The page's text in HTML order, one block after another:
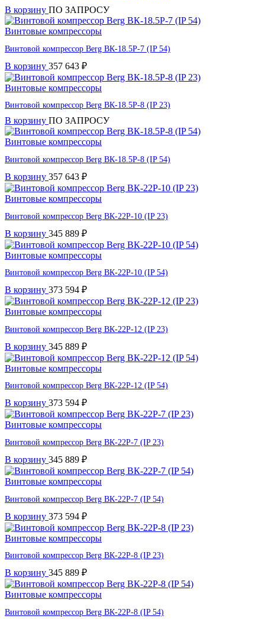
В корзину ПО ЗАПРОСУ
Винтовые компрессоры
Винтовой компрессор Berg ВК-18.5Р-7 (IP 54)
В корзину 357 643 ₽
Винтовые компрессоры
Винтовой компрессор Berg ВК-18.5Р-8 (IP 23)
В корзину ПО ЗАПРОСУ
Винтовые компрессоры
Винтовой компрессор Berg ВК-18.5Р-8 (IP 54)
В корзину 357 643 ₽
Винтовые компрессоры
Винтовой компрессор Berg ВК-22Р-10 (IP 23)
В корзину 345 889 ₽
Винтовые компрессоры
Винтовой компрессор Berg ВК-22Р-10 (IP 54)
В корзину 373 594 ₽
Винтовые компрессоры
Винтовой компрессор Berg ВК-22Р-12 (IP 23)
В корзину 345 889 ₽
Винтовые компрессоры
Винтовой компрессор Berg ВК-22Р-12 (IP 54)
В корзину 373 594 ₽
Винтовые компрессоры
Винтовой компрессор Berg ВК-22Р-7 (IP 23)
В корзину 345 889 ₽
Винтовые компрессоры
Винтовой компрессор Berg ВК-22Р-7 (IP 54)
В корзину 373 594 ₽
Винтовые компрессоры
Винтовой компрессор Berg ВК-22Р-8 (IP 23)
В корзину 345 889 ₽
Винтовые компрессоры
Винтовой компрессор Berg ВК-22Р-8 (IP 54)